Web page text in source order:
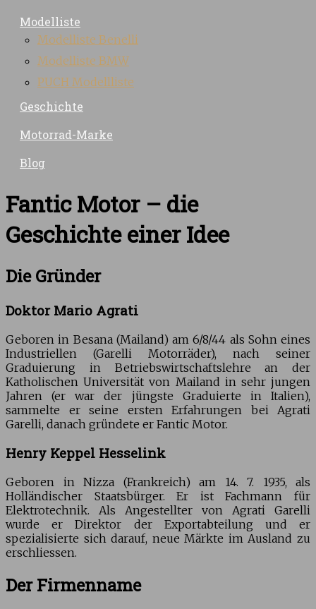
Modelliste
Modelliste Benelli
Modelliste BMW
PUCH Modellliste
Geschichte
Motorrad-Marke
Blog
Fantic Motor – die
Geschichte einer Idee
Die Gründer
Doktor Mario Agrati
Geboren in Besana (Mailand) am 6/8/44 als Sohn eines
Industriellen (Garelli Motorräder), nach seiner
Graduierung in Betriebswirtschaftslehre an der
Katholischen Universität von Mailand in sehr jungen
Jahren (er war der jüngste Graduierte in Italien),
sammelte er seine ersten Erfahrungen bei Agrati
Garelli, danach gründete er Fantic Motor.
Henry Keppel Hesselink
Geboren in Nizza (Frankreich) am 14. 7. 1935, als
Holländischer Staatsbürger. Er ist Fachmann für
Elektrotechnik. Als Angestellter von Agrati Garelli
wurde er Direktor der Exportabteilung und er
spezialisierte sich darauf, neue Märkte im Ausland zu
erschliessen.
Der Firmenname